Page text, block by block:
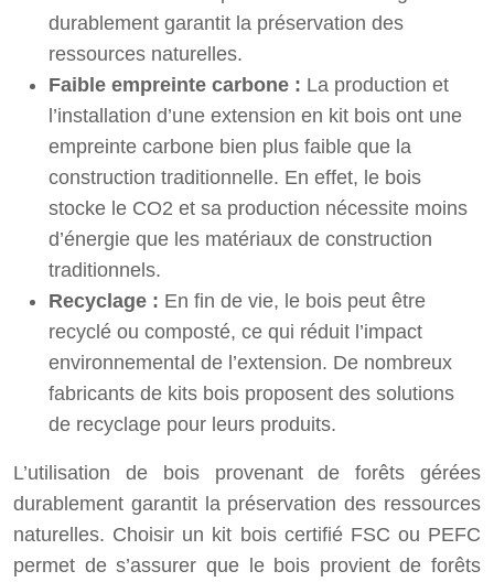
durablement garantit la préservation des
ressources naturelles.
Faible empreinte carbone : La production et
l’installation d’une extension en kit bois ont une
empreinte carbone bien plus faible que la
construction traditionnelle. En effet, le bois
stocke le CO2 et sa production nécessite moins
d’énergie que les matériaux de construction
traditionnels.
Recyclage : En fin de vie, le bois peut être
recyclé ou composté, ce qui réduit l’impact
environnemental de l’extension. De nombreux
fabricants de kits bois proposent des solutions
de recyclage pour leurs produits.
L’utilisation de bois provenant de forêts gérées
durablement garantit la préservation des ressources
naturelles. Choisir un kit bois certifié FSC ou PEFC
permet de s’assurer que le bois provient de forêts